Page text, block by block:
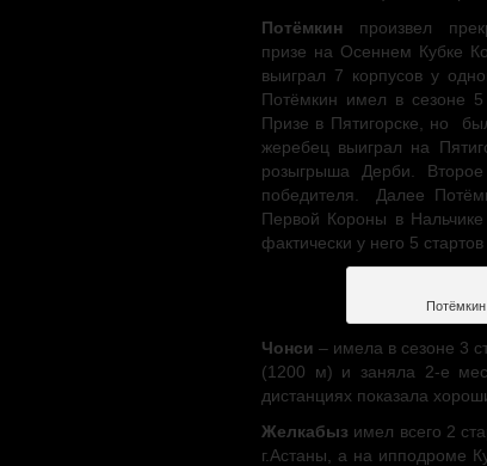
Потёмкин произвел
призе на Осеннем Кубке
выиграл 7 корпусов у
Потёмкин имел в сезоне
Призе в Пятигорске, но
жеребец выиграл на
розыгрыша Дерби.
победителя. Далее
Первой Короны в
фактически у него 5
Чонси– имела в сезоне 3
(1200 м) и заняла 2-е
дистанциях показала
Желкабыз имел всего 2
г.Астаны, а на ипподроме